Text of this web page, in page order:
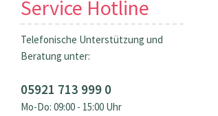
Service Hotline
Telefonische Unterstützung und
Beratung unter:
05921 713 999 0
Mo-Do: 09:00 - 15:00 Uhr